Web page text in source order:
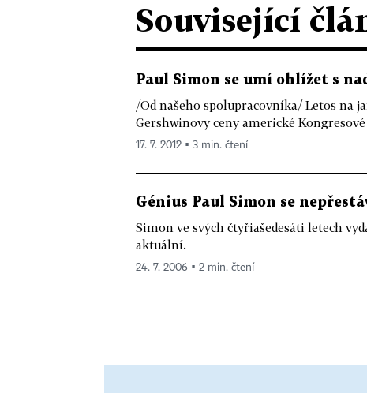
Související
Paul Simon se umí ohlížet s
/Od našeho spolupracovníka/ Letos na
Gershwinovy ceny americké
17. 7. 2012 ▪ 3 min. čtení
Génius Paul Simon se
Simon ve svých čtyřiašedesáti letech
aktuální.
24. 7. 2006 ▪ 2 min. čtení